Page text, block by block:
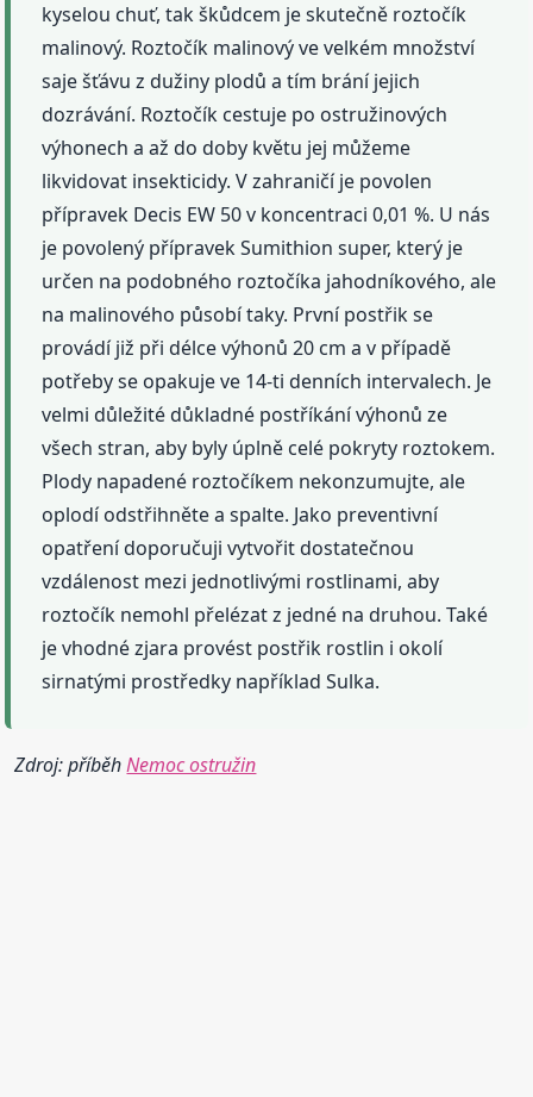
kyselou chuť, tak škůdcem je skutečně roztočík
malinový. Roztočík malinový ve velkém množství
saje šťávu z dužiny plodů a tím brání jejich
dozrávání. Roztočík cestuje po ostružinových
výhonech a až do doby květu jej můžeme
likvidovat insekticidy. V zahraničí je povolen
přípravek Decis EW 50 v koncentraci 0,01 %. U nás
je povolený přípravek Sumithion super, který je
určen na podobného roztočíka jahodníkového, ale
na malinového působí taky. První postřik se
provádí již při délce výhonů 20 cm a v případě
potřeby se opakuje ve 14-ti denních intervalech. Je
velmi důležité důkladné postříkání výhonů ze
všech stran, aby byly úplně celé pokryty roztokem.
Plody napadené roztočíkem nekonzumujte, ale
oplodí odstřihněte a spalte. Jako preventivní
opatření doporučuji vytvořit dostatečnou
vzdálenost mezi jednotlivými rostlinami, aby
roztočík nemohl přelézat z jedné na druhou. Také
je vhodné zjara provést postřik rostlin i okolí
sirnatými prostředky například Sulka.
Zdroj: příběhNemoc ostružin